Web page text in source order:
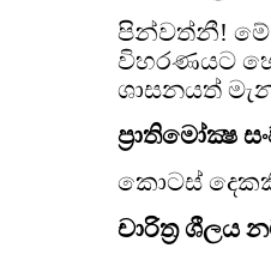
පින්වත්නී! මේ
විහරණයට
ශාසනයත්
ප්‍රාතිමෝක්‍ෂ
කොටස්
චාරිත්‍ර ශීලය